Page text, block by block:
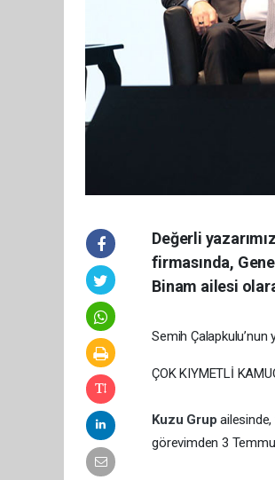
Değerli
firmasında,
Binam ailesi
Semih Çalapkulu’nun
ÇOK KIYMETLİ
Kuzu Grupailesinde,
görevimden 3